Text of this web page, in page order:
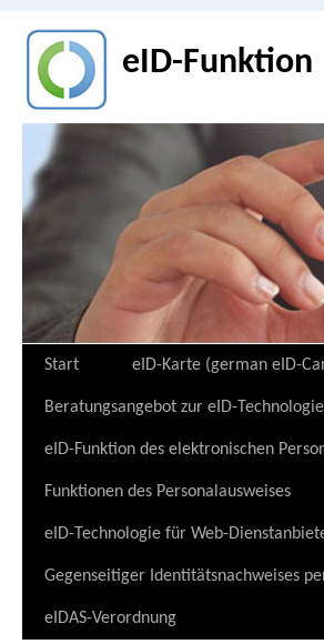
eID-Funktion
Zum
Inhalt
springen
Start eID-Karte (german eID-
Beratungsangebot zur eID-Technologie
eID-Funktion des elektronischen
Funktionen des Personalausweises
eID-Technologie für Web-
Gegenseitiger Identitätsnachweises
eIDAS-Verordnung